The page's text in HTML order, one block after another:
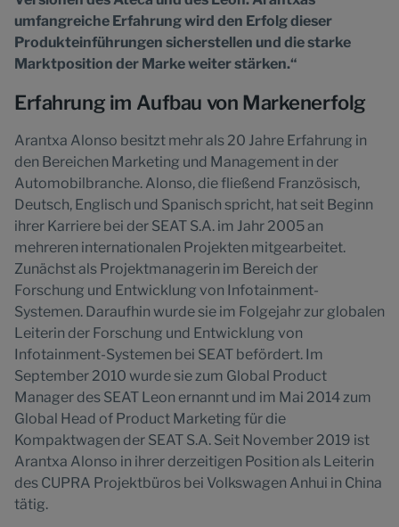
umfangreiche Erfahrung wird den Erfolg dieser
Produkteinführungen sicherstellen und die starke
Marktposition der Marke weiter stärken.“
Erfahrung im Aufbau von Markenerfolg
Arantxa Alonso besitzt mehr als 20 Jahre Erfahrung in
den Bereichen Marketing und Management in der
Automobilbranche. Alonso, die fließend Französisch,
Deutsch, Englisch und Spanisch spricht, hat seit Beginn
ihrer Karriere bei der SEAT S.A. im Jahr 2005 an
mehreren internationalen Projekten mitgearbeitet.
Zunächst als Projektmanagerin im Bereich der
Forschung und Entwicklung von Infotainment-
Systemen. Daraufhin wurde sie im Folgejahr zur globalen
Leiterin der Forschung und Entwicklung von
Infotainment-Systemen bei SEAT befördert. Im
September 2010 wurde sie zum Global Product
Manager des SEAT Leon ernannt und im Mai 2014 zum
Global Head of Product Marketing für die
Kompaktwagen der SEAT S.A. Seit November 2019 ist
Arantxa Alonso in ihrer derzeitigen Position als Leiterin
des CUPRA Projektbüros bei Volkswagen Anhui in China
tätig.